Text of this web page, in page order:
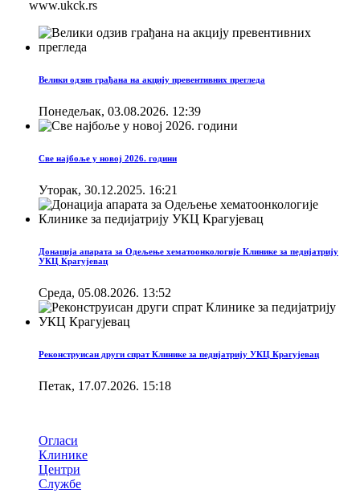
www.ukck.rs
Велики одзив грађана на акцију превентивних прегледа
Понедељак, 03.08.2026. 12:39
Све најбоље у новој 2026. години
Уторак, 30.12.2025. 16:21
Донација апарата за Одељење хематоонкологије Клинике за педијатрију
УКЦ Крагујевац
Cреда, 05.08.2026. 13:52
Реконструисан други спрат Клинике за педијатрију УКЦ Крагујевац
Петак, 17.07.2026. 15:18
Огласи
Клинике
Центри
Службе